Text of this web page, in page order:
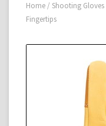
Home / Shooting
Fingertips